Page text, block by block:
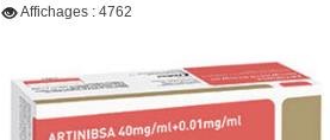
Affichages : 4762